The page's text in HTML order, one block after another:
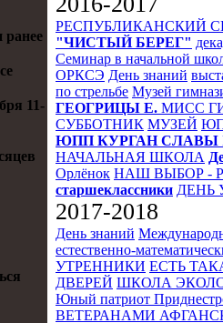
ранее
11-
РЕСПУБЛИКАНСКИЙ
"ЧИСТЫЙ БЕРЕГ"
Семинар в начальной
ОРКСЭ День знаний
по стрельбе Музей
ГЕОГРИЦЫ Е. МИСС
СУББОТНИК МУЗЕЙ
ЮПП КУРГАН СЛАВЫ
НАЧАЛЬНАЯ ШКОЛА
Орлёнок НАШ ВЫБОР -
старшеклассники ДЕНЬ
2017-2018
День знаний
естественно-
УТРЕННИКИ ЕСТЬ
ДВЕРЕЙ ШКОЛА
Юный патриот
ВЕТЕРАНАМИ